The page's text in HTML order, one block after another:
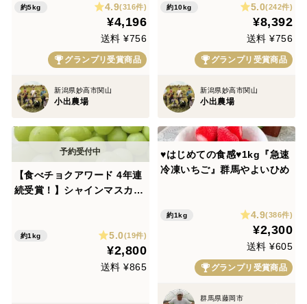
約5kg 4.9(316件)
¥4,196
送料 ¥756
グランプリ受賞商品
新潟県妙高市関山
小出農場
約10kg 5.0(242件)
¥8,392
送料 ¥756
グランプリ受賞商品
新潟県妙高市関山
小出農場
【食べチョクアワード 4年連
続受賞！】シャインマスカッ
産約1kg 5.0(19件)
¥2,800
送料 ¥865
♥️はじめての食感♥️1kg『急速
冷凍いちご』群馬やよいひめ
約1kg 4.9(386件)
¥2,300
送料 ¥605
グランプリ受賞商品
群馬県藤岡市